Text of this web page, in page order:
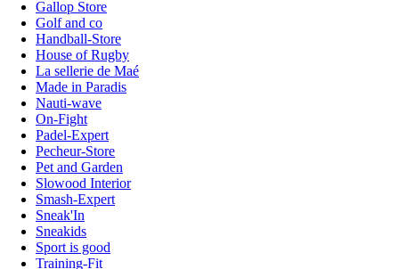
Gallop Store
Golf and co
Handball-Store
House of Rugby
La sellerie de Maé
Made in Paradis
Nauti-wave
On-Fight
Padel-Expert
Pecheur-Store
Pet and Garden
Slowood Interior
Smash-Expert
Sneak'In
Sneakids
Sport is good
Training-Fit